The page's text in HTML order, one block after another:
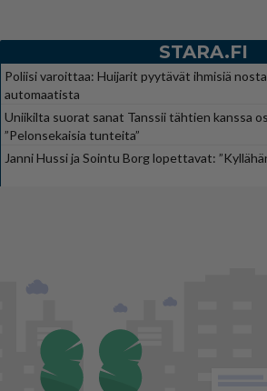
STARA.FI
Poliisi varoittaa: Huijarit pyytävät ihmisiä
automaatista
Uniikilta suorat sanat Tanssii tähtien kanssa
”Pelonsekaisia tunteita”
Janni Hussi ja Sointu Borg lopettavat: